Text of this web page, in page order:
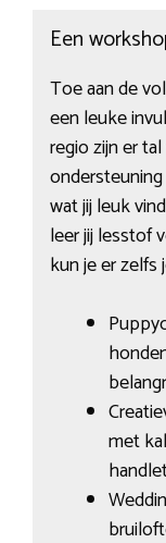
Een
Toe aan de
een leuke
regio zijn er
wat jij leuk
leer jij lesstof
kun je er zelfs
met